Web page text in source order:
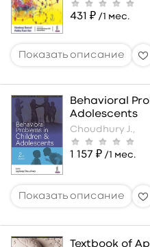
431 ₽ /1 мес.
Behavioral
Adolescents
Choudhury J.,
1 157 ₽ /1 мес.
Textbook of